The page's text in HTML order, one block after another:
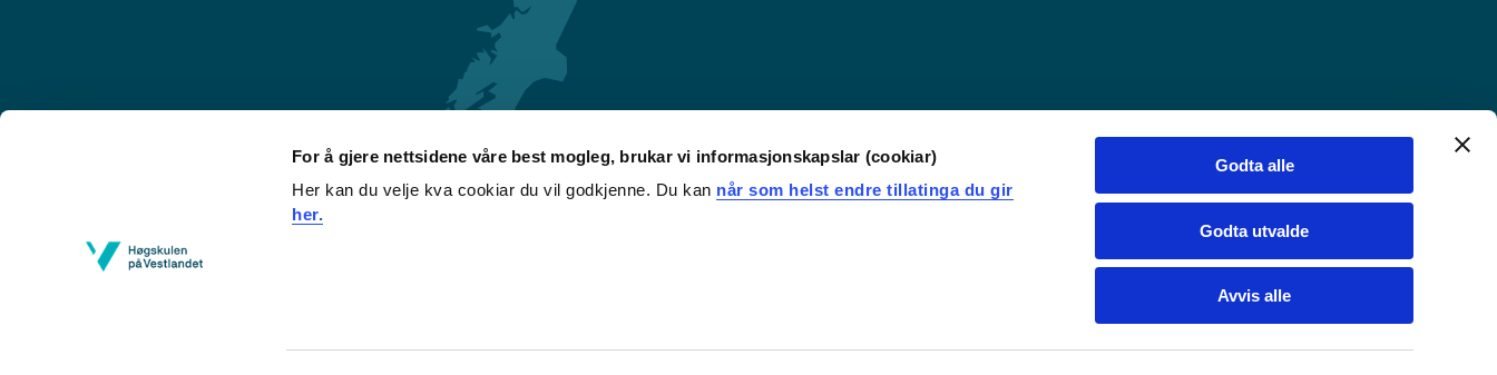
For å gjere nettsidene våre best mogleg, brukar vi informasjonskapslar (cookiar)
Her kan du velje kva cookiar du vil godkjenne. Du kan når som helst endre tillatinga du gir
her.
Godta alle
Godta utvalde
Avvis alle